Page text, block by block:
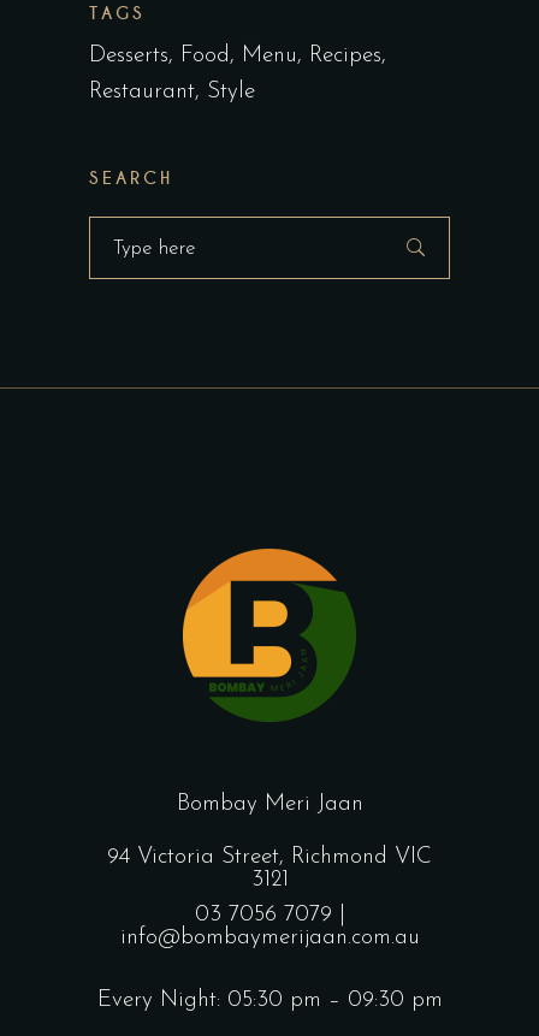
TAGS
Desserts Food Menu
Recipes
Restaurant Style
SEARCH
Bombay Meri Jaan
94 Victoria Street, Richmond VIC
3121
03 7056 7079 |
info@bombaymerijaan.com.au
Every Night: 05:30 pm – 09:30 pm